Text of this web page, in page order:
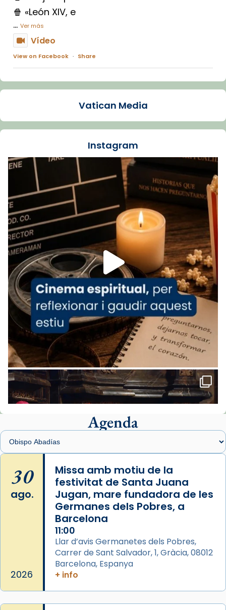
🍿 «León XIV, e
... Ver más
Vídeo
View on Facebook · Share
Arquebisbat de Barcelona
La Carmina va patir depressió. Fa gairebé
dos mesos, a l'Estadi Lluís Companys, la
Recupera l'entrevista comp
Vatican
tican News 👇
www.vaticannews.va/es/iglesia/news/2026-
07/carmina-historia-depresion-papa-viaje-
espana-testimoni...
Foto
View on Facebook · Share
Arquebisbat de Barcelona
1 week ago
«Avui les santes Juliana i Semproniana ens
ajuden a alçar la mirada»
Mons. Sergi Gordo, bisbe de Tortosa, ha
presidit aquest 27 de juliol la missa de Les
Santes de Mataró.
🔗tinyurl.com/cvu5jmbk
📸 J. Merino
de Barcelona.
1 week ago
Aquest dilluns, 27 de juliol, ha tingut lloc la
missa d’acció de gràcies en agraïment al
comitè organitzador de la visita apostòlica
del Sant Pare Lleó XIV a Barcelona, i als
col·laboradors, a la Catedral de Barcelona.
L’arquebisbe de Barcelona, el cardenal Joan
Josep Omella, ha presidit la missa i l’ha
concelebrat el bisbe auxiliar de Barcelona,
Mons. David Abadías.
Vatican Media
Instagram
Agenda
30
ago.
2026
Missa amb motiu de la
festivitat de Santa Juana
Jugan, mare fundadora de les
Germanes dels Pobres, a
Barcelona
11:00
Llar d’avis Germanetes dels Pobres,
Carrer de Sant Salvador, 1, Gràcia, 08012
Barcelona, Espanya
+ info